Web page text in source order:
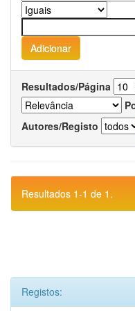
Resultados/Página
Autores/Registo
Resultados 1-1 de 1.
Registos: